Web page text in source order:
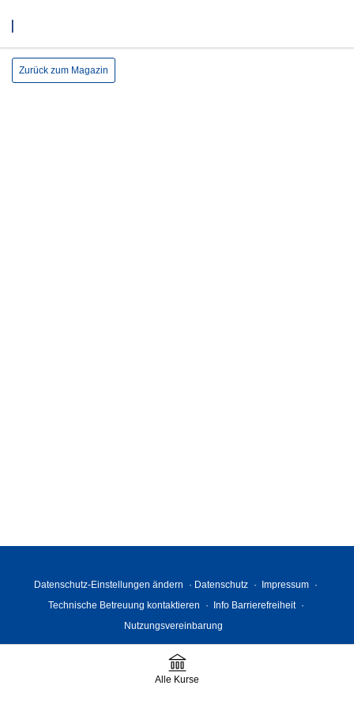
Alle Kurse
Zurück zum Magazin
Datenschutz-Einstellungen ändern Datenschutz
Impressum
Technische Betreuung kontaktieren
Info Barrierefreiheit
Nutzungsvereinbarung